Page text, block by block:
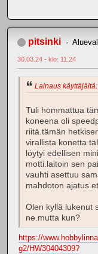
pitsinki
30.03.24 - klo: 11.24
Lainaus
Tuli hommattua
koneena oli
riitä.tämän
virallista konetta
löytyi edellisen
motti.laitoin sen
vauhti asettuu
mahdoton ajatus
Olen kyllä lukenut
ne.mutta kun?
https://
g2/HW30404309?